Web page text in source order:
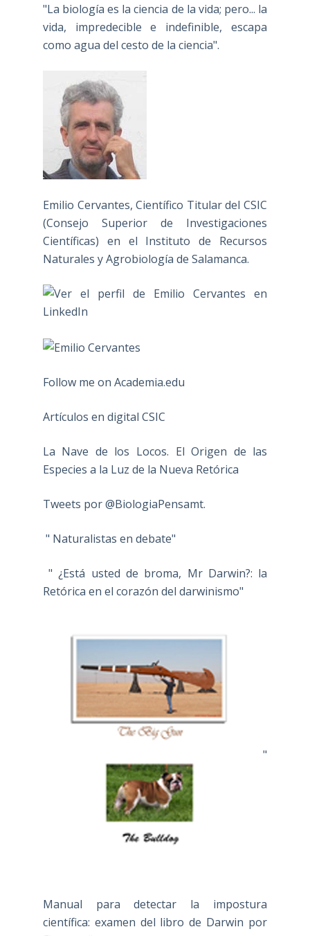
"La biología es la ciencia de la vida; pero... la
vida, impredecible e indefinible, escapa
como agua del cesto de la ciencia".
Emilio Cervantes, Científico Titular del CSIC
(Consejo Superior de Investigaciones
Científicas) en el Instituto de Recursos
Naturales y Agrobiología de Salamanca.
Follow me on Academia.edu
Artículos en digital CSIC
La Nave de los Locos. El Origen de las
Especies a la Luz de la Nueva Retórica
Tweets por @BiologiaPensamt.
" Naturalistas en debate"
" ¿Está usted de broma, Mr Darwin?: la
Retórica en el corazón del darwinismo"
"
Manual para detectar la impostura
científica: examen del libro de Darwin por